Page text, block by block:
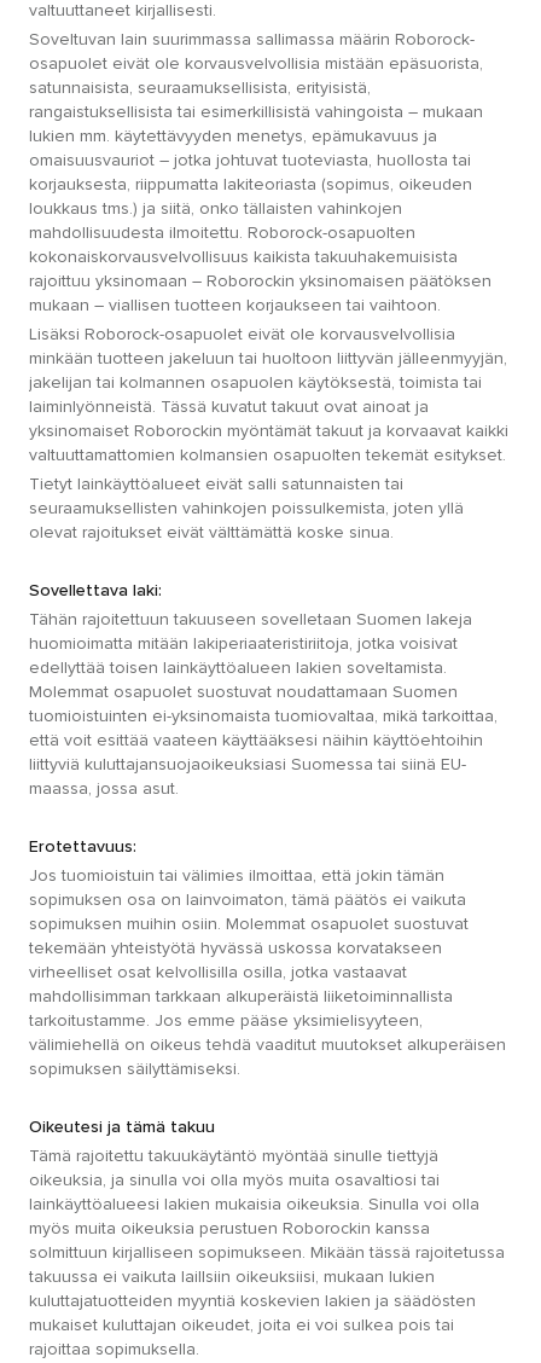
valtuuttaneet kirjallisesti.
Soveltuvan lain suurimmassa sallimassa määrin Roborock-
osapuolet eivät ole korvausvelvollisia mistään epäsuorista,
satunnaisista, seuraamuksellisista, erityisistä,
rangaistuksellisista tai esimerkillisistä vahingoista – mukaan
lukien mm. käytettävyyden menetys, epämukavuus ja
omaisuusvauriot – jotka johtuvat tuoteviasta, huollosta tai
korjauksesta, riippumatta lakiteoriasta (sopimus, oikeuden
loukkaus tms.) ja siitä, onko tällaisten vahinkojen
mahdollisuudesta ilmoitettu. Roborock-osapuolten
kokonaiskorvausvelvollisuus kaikista takuuhakemuisista
rajoittuu yksinomaan – Roborockin yksinomaisen päätöksen
mukaan – viallisen tuotteen korjaukseen tai vaihtoon.
Lisäksi Roborock-osapuolet eivät ole korvausvelvollisia
minkään tuotteen jakeluun tai huoltoon liittyvän jälleenmyyjän,
jakelijan tai kolmannen osapuolen käytöksestä, toimista tai
laiminlyönneistä. Tässä kuvatut takuut ovat ainoat ja
yksinomaiset Roborockin myöntämät takuut ja korvaavat kaikki
valtuuttamattomien kolmansien osapuolten tekemät esitykset.
Tietyt lainkäyttöalueet eivät salli satunnaisten tai
seuraamuksellisten vahinkojen poissulkemista, joten yllä
olevat rajoitukset eivät välttämättä koske sinua.
Sovellettava laki:
Tähän rajoitettuun takuuseen sovelletaan Suomen lakeja
huomioimatta mitään lakiperiaateristiriitoja, jotka voisivat
edellyttää toisen lainkäyttöalueen lakien soveltamista.
Molemmat osapuolet suostuvat noudattamaan Suomen
tuomioistuinten ei-yksinomaista tuomiovaltaa, mikä tarkoittaa,
että voit esittää vaateen käyttääksesi näihin käyttöehtoihin
liittyviä kuluttajansuojaoikeuksiasi Suomessa tai siinä EU-
maassa, jossa asut.
Erotettavuus:
Jos tuomioistuin tai välimies ilmoittaa, että jokin tämän
sopimuksen osa on lainvoimaton, tämä päätös ei vaikuta
sopimuksen muihin osiin. Molemmat osapuolet suostuvat
tekemään yhteistyötä hyvässä uskossa korvatakseen
virheelliset osat kelvollisilla osilla, jotka vastaavat
mahdollisimman tarkkaan alkuperäistä liiketoiminnallista
tarkoitustamme. Jos emme pääse yksimielisyyteen,
välimiehellä on oikeus tehdä vaaditut muutokset alkuperäisen
sopimuksen säilyttämiseksi.
Oikeutesi ja tämä takuu
Tämä rajoitettu takuukäytäntö myöntää sinulle tiettyjä
oikeuksia, ja sinulla voi olla myös muita osavaltiosi tai
lainkäyttöalueesi lakien mukaisia oikeuksia. Sinulla voi olla
myös muita oikeuksia perustuen Roborockin kanssa
solmittuun kirjalliseen sopimukseen. Mikään tässä rajoitetussa
takuussa ei vaikuta laillsiin oikeuksiisi, mukaan lukien
kuluttajatuotteiden myyntiä koskevien lakien ja säädösten
mukaiset kuluttajan oikeudet, joita ei voi sulkea pois tai
rajoittaa sopimuksella.